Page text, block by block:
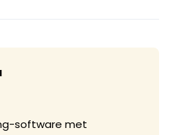
software met